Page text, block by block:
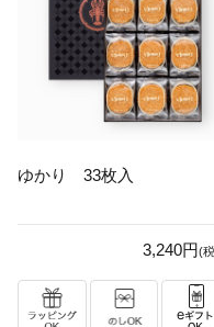
ゆかり 33枚入
3,240円(